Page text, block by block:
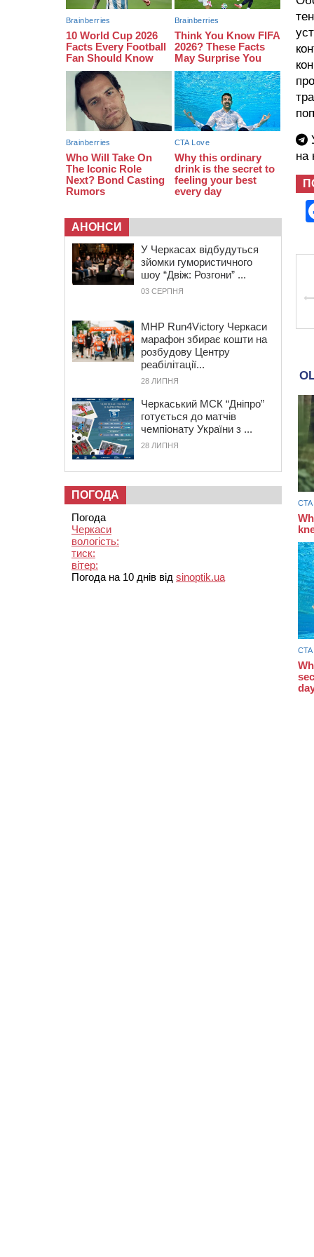
на
12:50 Внаслідок падіння вертольота
загинув 28-річний захисник зі
Сміли
АНОНСИ
У Черкасах відбудуться
зйомки гумористичного
шоу “Двіж: Розгони” ...
03 СЕРПНЯ
MHP Run4Victory Черкаси
марафон збирає кошти на
розбудову Центру
реабілітації...
28 ЛИПНЯ
Черкаський МСК “Дніпро”
готується до матчів
чемпіонату України з ...
28 ЛИПНЯ
ПОГОДА
Погода
Черкаси
вологість:
тиск:
вітер:
Погода на 10 днів від sinoptik.ua